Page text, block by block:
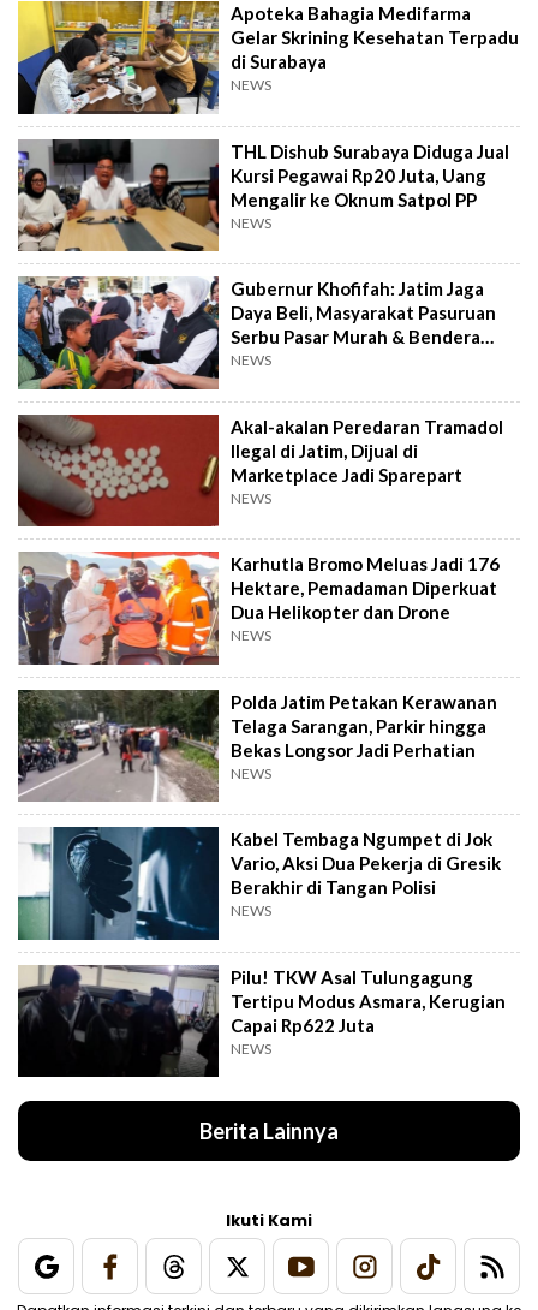
Apoteka Bahagia Medifarma
Gelar Skrining Kesehatan Terpadu
di Surabaya
NEWS
THL Dishub Surabaya Diduga Jual
Kursi Pegawai Rp20 Juta, Uang
Mengalir ke Oknum Satpol PP
NEWS
Gubernur Khofifah: Jatim Jaga
Daya Beli, Masyarakat Pasuruan
Serbu Pasar Murah & Bendera
Merah Putih
NEWS
Akal-akalan Peredaran Tramadol
Ilegal di Jatim, Dijual di
Marketplace Jadi Sparepart
NEWS
Karhutla Bromo Meluas Jadi 176
Hektare, Pemadaman Diperkuat
Dua Helikopter dan Drone
NEWS
Polda Jatim Petakan Kerawanan
Telaga Sarangan, Parkir hingga
Bekas Longsor Jadi Perhatian
NEWS
Kabel Tembaga Ngumpet di Jok
Vario, Aksi Dua Pekerja di Gresik
Berakhir di Tangan Polisi
NEWS
Pilu! TKW Asal Tulungagung
Tertipu Modus Asmara, Kerugian
Capai Rp622 Juta
NEWS
Berita Lainnya
Ikuti Kami